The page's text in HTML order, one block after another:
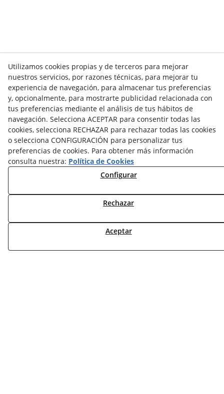
VER TODOS/AS
NOTICIAS AEROTERMIA
NOTICIAS CLIMATIZACIÓN
NOTICIAS CALEFACCIÓN
NOTICIAS BIOMASA
Utilizamos cookies propias y de terceros para mejorar
nuestros servicios, por razones técnicas, para mejorar tu
experiencia de navegación, para almacenar tus preferencias
y, opcionalmente, para mostrarte publicidad relacionada con
tus preferencias mediante el análisis de tus hábitos de
navegación. Selecciona ACEPTAR para consentir todas las
cookies, selecciona RECHAZAR para rechazar todas las cookies
o selecciona CONFIGURACIÓN para personalizar tus
preferencias de cookies. Para obtener más información
consulta nuestra: Política de Cookies
Configurar
Rechazar
Aceptar